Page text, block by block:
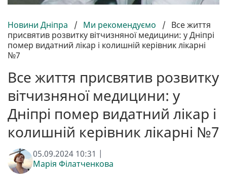
Новини Дніпра / Ми рекомендуємо / Все життя
присвятив розвитку вітчизняної медицини: у Дніпрі
помер видатний лікар і колишній керівник лікарні
№7
Все життя присвятив розвитку
вітчизняної медицини: у
Дніпрі помер видатний лікар і
колишній керівник лікарні №7
05.09.2024 10:31 |
Марія Філатченкова